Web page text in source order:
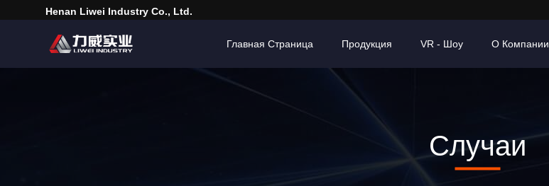
Henan Liwei Industry Co., Ltd.
Главная Страница Продукция VR - Шоу О Компании
Случаи